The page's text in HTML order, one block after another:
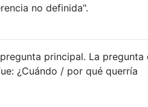
no definida".
principal. La pregunta
¿Cuándo / por qué querría